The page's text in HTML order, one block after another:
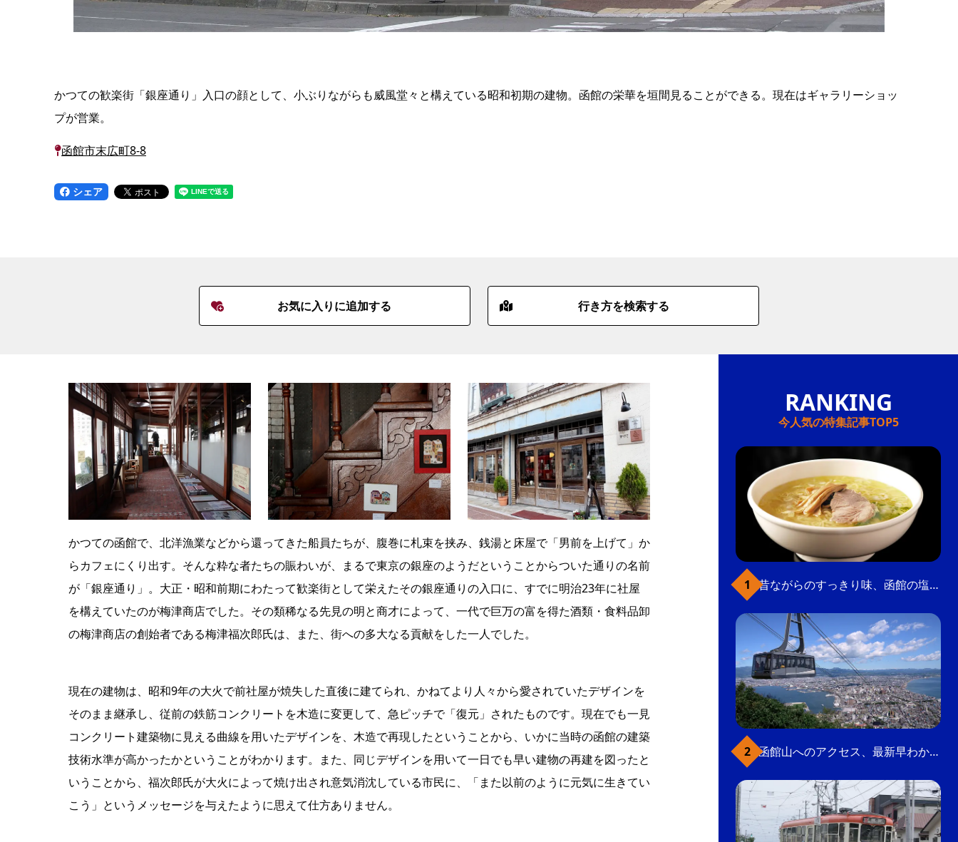
かつての歓楽街「銀座通り」入口の顔として、小ぶりながらも威風堂々と構えている昭和初期の建物。函館の栄華を垣間見ることができる。現在はギャラリーショッ
プが営業。
函館市末広町8-8
シェア
お気に入りに追加する 行き方を検索する
かつての函館で、北洋漁業などから還ってきた船員たちが、腹巻に札束を挟み、銭湯と床屋で「男前を上げて」か
らカフェにくり出す。そんな粋な者たちの賑わいが、まるで東京の銀座のようだということからついた通りの名前
が「銀座通り」。大正・昭和前期にわたって歓楽街として栄えたその銀座通りの入口に、すでに明治23年に社屋
を構えていたのが梅津商店でした。その類稀なる先見の明と商才によって、一代で巨万の富を得た酒類・食料品卸
の梅津商店の創始者である梅津福次郎氏は、また、街への多大なる貢献をした一人でした。
現在の建物は、昭和9年の大火で前社屋が焼失した直後に建てられ、かねてより人々から愛されていたデザインを
そのまま継承し、従前の鉄筋コンクリートを木造に変更して、急ピッチで「復元」されたものです。現在でも一見
コンクリート建築物に見える曲線を用いたデザインを、木造で再現したということから、いかに当時の函館の建築
技術水準が高かったかということがわかります。また、同じデザインを用いて一日でも早い建物の再建を図ったと
いうことから、福次郎氏が大火によって焼け出され意気消沈している市民に、「また以前のように元気に生きてい
こう」というメッセージを与えたように思えて仕方ありません。
今人気の特集記事TOP5
昔ながらのすっきり味、函館の塩ラーメン
函館山へのアクセス、最新早わかりガイド